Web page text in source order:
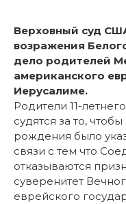
Верховный суд
возражения
дело родителей
американского
Иерусалиме.
Родители 11-
судятся за то,
рождения было
связи с тем что
отказываются
суверенитет
еврейского